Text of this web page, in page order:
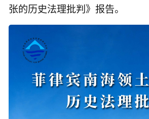
张的历史法理批判》报告。